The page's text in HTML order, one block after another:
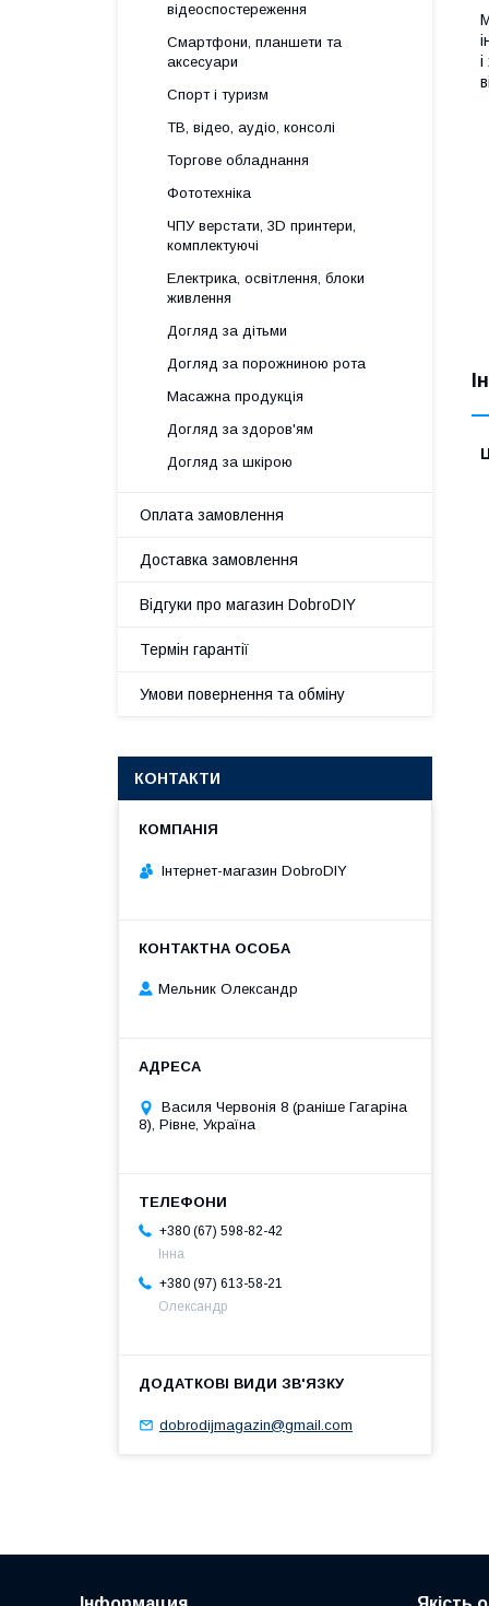
відеоспостереження
Смартфони, планшети та
аксесуари
Спорт і туризм
ТВ, відео, аудіо, консолі
Торгове обладнання
Фототехніка
ЧПУ верстати, 3D принтери,
комплектуючі
Електрика, освітлення, блоки
живлення
Догляд за дітьми
Догляд за порожниною рота
Масажна продукція
Догляд за здоров'ям
Догляд за шкірою
Оплата замовлення
Доставка замовлення
Відгуки про магазин DobroDIY
Термін гарантії
Умови повернення та обміну
КОНТАКТИ
Інтернет-магазин DobroDIY
Мельник Олександр
Василя Червонія 8 (раніше Гагаріна
8), Рівне, Україна
+380 (67) 598-82-42
Інна
+380 (97) 613-58-21
Олександр
dobrodijmagazin@gmail.com